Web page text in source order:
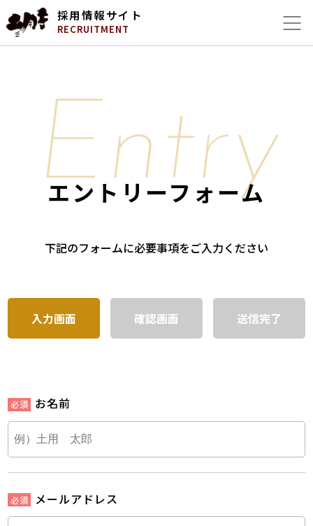
採用情報サイト
RECRUITMENT
Entry
エントリーフォーム
下記のフォームに必要事項をご入力ください
入力画面 確認画面 送信完了
お名前
メールアドレス